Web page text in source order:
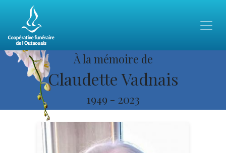
À la mémoire de
Claudette Vadnais
1949 - 2023